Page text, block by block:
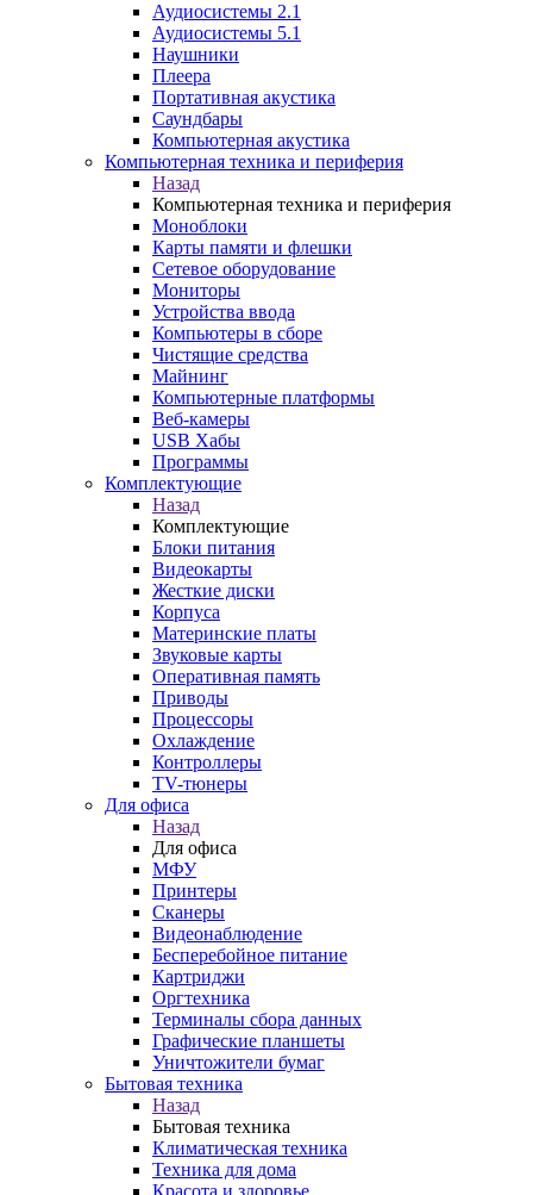
Аудиосистемы 2.1
Аудиосистемы 5.1
Наушники
Плеера
Портативная акустика
Саундбары
Компьютерная акустика
Компьютерная техника и периферия
Назад
Компьютерная техника и периферия
Моноблоки
Карты памяти и флешки
Сетевое оборудование
Мониторы
Устройства ввода
Компьютеры в сборе
Чистящие средства
Майнинг
Компьютерные платформы
Веб-камеры
USB Хабы
Программы
Комплектующие
Назад
Комплектующие
Блоки питания
Видеокарты
Жесткие диски
Корпуса
Материнские платы
Звуковые карты
Оперативная память
Приводы
Процессоры
Охлаждение
Контроллеры
TV-тюнеры
Для офиса
Назад
Для офиса
МФУ
Принтеры
Сканеры
Видеонаблюдение
Бесперебойное питание
Картриджи
Оргтехника
Терминалы сбора данных
Графические планшеты
Уничтожители бумаг
Бытовая техника
Назад
Бытовая техника
Климатическая техника
Техника для дома
Красота и здоровье